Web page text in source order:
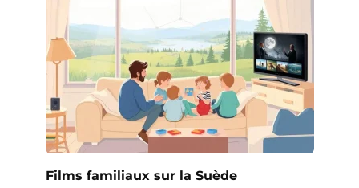
Films familiaux sur la Suède